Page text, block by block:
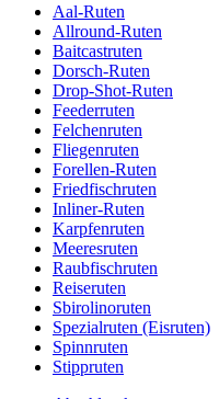
Aal-Ruten
Allround-Ruten
Baitcastruten
Dorsch-Ruten
Drop-Shot-Ruten
Feederruten
Felchenruten
Fliegenruten
Forellen-Ruten
Friedfischruten
Inliner-Ruten
Karpfenruten
Meeresruten
Raubfischruten
Reiseruten
Sbirolinoruten
Spezialruten (Eisruten)
Spinnruten
Stippruten